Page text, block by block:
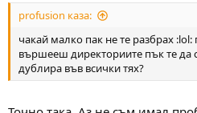
profusion каза:
чакай малко пак не те разбрах
вършееш директориите пък те да
дублира във всички тях?